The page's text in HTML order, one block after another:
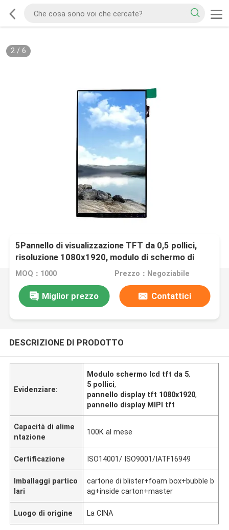
2/ 6
5Pannello di visualizzazione TFT da 0,5 pollici,
risoluzione 1080x1920, modulo di schermo di
interfaccia MIPI da 39 pin
MOQ：1000 Prezzo：Negoziabile
Miglior prezzo Contattici
DESCRIZIONE DI PRODOTTO
Evidenziare:
Modulo schermo lcd tft da 5,
5 pollici,
pannello display tft 1080x1920,
pannello display MIPI tft
Capacità di alime
ntazione
100K al mese
Certificazione ISO14001/ ISO9001/IATF16949
Imballaggi partico
lari
cartone di blister+foam box+bubble b
ag+inside carton+master
Luogo di origine La CINA